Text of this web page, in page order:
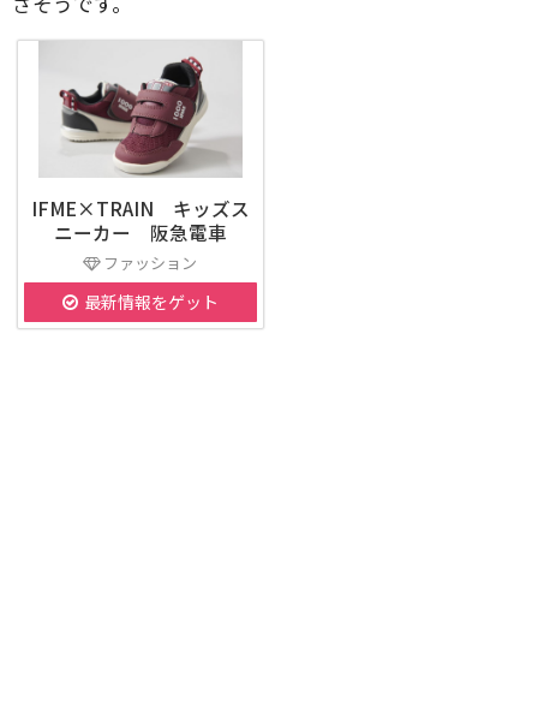
IFME×TRAIN キッズス
ニーカー 阪急電車
ファッション
最新情報をゲット